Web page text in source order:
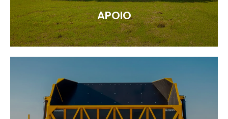
APOIO
PECUÁRIA